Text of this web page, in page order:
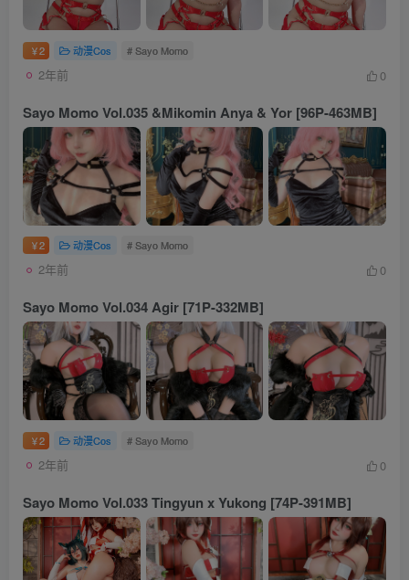
￥2 动漫Cos # Sayo Momo
2年前 0
Sayo Momo Vol.035 &Mikomin Anya & Yor [96P-463MB]
￥2 动漫Cos # Sayo Momo
2年前 0
Sayo Momo Vol.034 Agir [71P-332MB]
￥2 动漫Cos # Sayo Momo
2年前 0
Sayo Momo Vol.033 Tingyun x Yukong [74P-391MB]